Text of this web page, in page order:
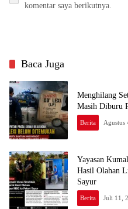
komentar saya berikutnya.
Baca Juga
Menghilang
Masih Diburu
Berita Agustus
Yayasan
Hasil Olahan
Sayur
Berita Juli 11,